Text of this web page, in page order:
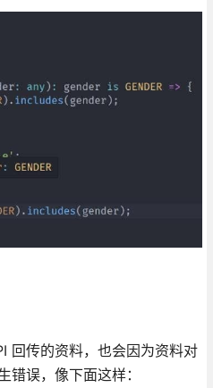
回传的资料，也会因为资料对
误，像下面这样：